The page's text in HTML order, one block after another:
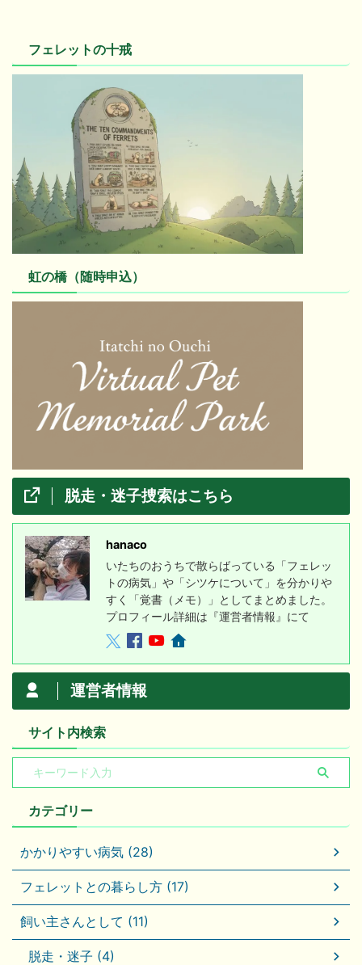
フェレットの十戒
虹の橋（随時申込）
脱走・迷子捜索はこちら
hanaco
いたちのおうちで散らばっている「フェレッ
トの病気」や「シツケについて」を分かりや
すく「覚書（メモ）」としてまとめました。
プロフィール詳細は『運営者情報』にて
運営者情報
サイト内検索
カテゴリー
かかりやすい病気 (28)
フェレットとの暮らし方 (17)
飼い主さんとして (11)
脱走・迷子 (4)